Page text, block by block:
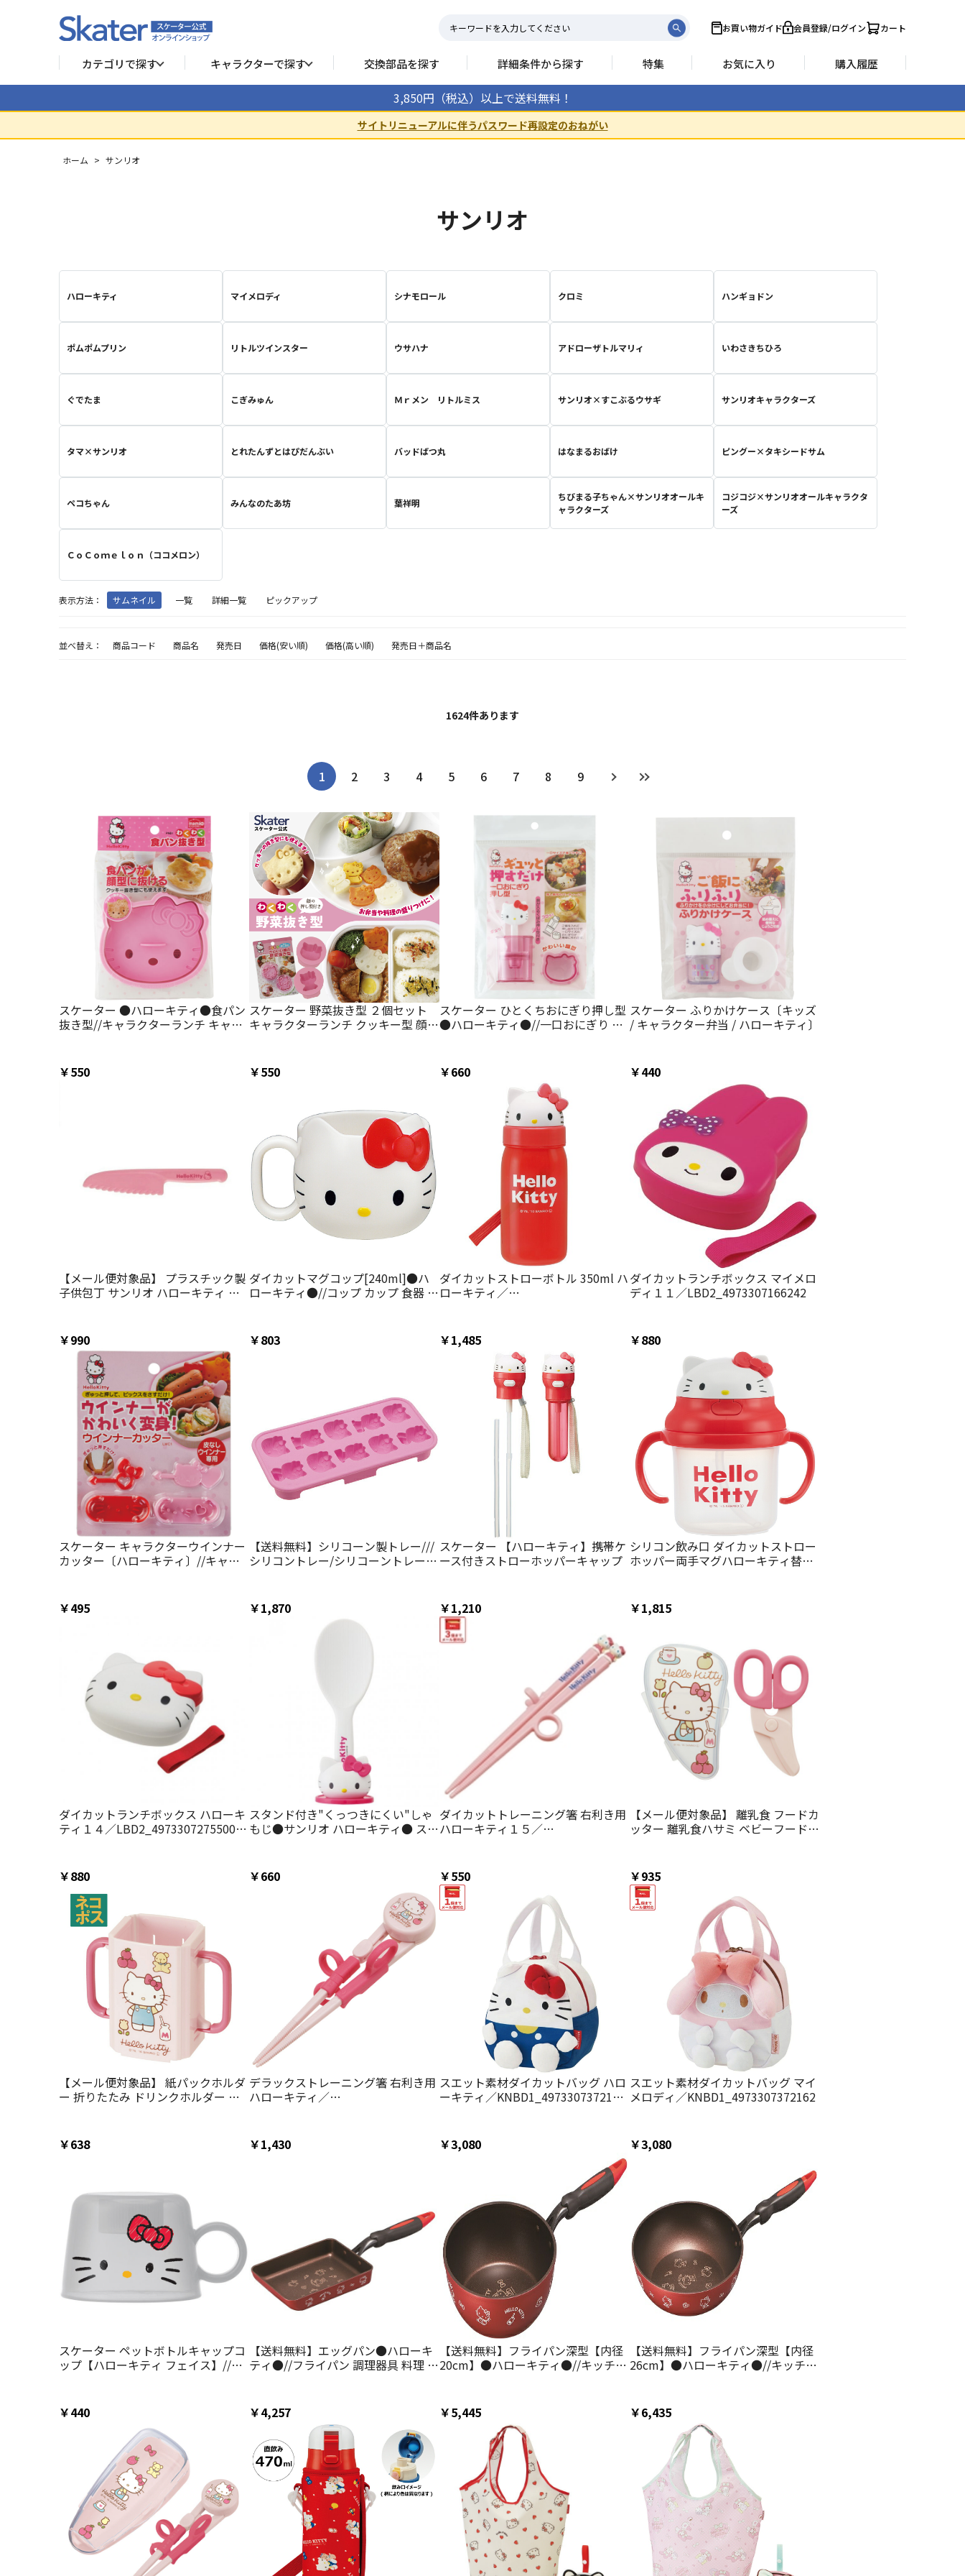
お買い物ガイド 会員登録/ログイン カート
カテゴリで探す キャラクターで探す 交換部品を探す 詳細条件から探す 特集 お気に入り 購入履歴
3,850円（税込）以上で送料無料！
サイトリニューアルに伴うパスワード再設定のおねがい
ホーム > サンリオ
サンリオ
ハローキティ マイメロディ シナモロール クロミ ハンギョドン
ポムポムプリン リトルツインスター ウサハナ アドローザトルマリィ いわさきちひろ
ぐでたま こぎみゅん Ｍｒメン リトルミス サンリオ×すこぶるウサギ サンリオキャラクターズ
タマ×サンリオ とれたんずとはぴだんぶい バッドばつ丸 はなまるおばけ ピングー×タキシードサム
ペコちゃん みんなのたあ坊 葉祥明
ちびまる子ちゃん×サンリオオールキ
ャラクターズ
コジコジ×サンリオオールキャラクタ
ーズ
ＣｏＣｏｍｅｌｏｎ（ココメロン）
表示方法： サムネイル 一覧 詳細一覧 ピックアップ
並べ替え： 商品コード 商品名 発売日 価格(安い順) 価格(高い順) 発売日＋商品名
1624件あります
1 2 3 4 5 6 7 8 9
スケーター ●ハローキティ●食パン
抜き型//キャラクターランチ キャラ
い//
￥550
スケーター 野菜抜き型 ２個セット
キャラクターランチ クッキー型 顔型
型 人参
￥550
スケーター ひとくちおにぎり押し型
●ハローキティ●//一口おにぎり キ
おやつ 可愛い 弁当小物 キャラクタ
ー サンリオ Sanrio キティちゃん//
￥660
スケーター ふりかけケース〔キッズ
/ キャラクター弁当 / ハローキティ〕
￥440
【メール便対象品】 プラスチック製
子供包丁 サンリオ ハローキティ キ
￥990
ダイカットマグコップ[240ml]●ハ
ローキティ●//コップ カップ 食器 飲
￥803
ダイカットストローボトル 350ml ハ
ローキティ／
￥1,485
ダイカットランチボックス マイメロ
ディ１１／LBD2_4973307166242
￥880
スケーター キャラクターウインナー
カッター〔ハローキティ〕//キャラ
￥495
【送料無料】シリコーン製トレー///
シリコントレー/シリコーントレー/
日/休日/手作り/お菓子/// スケーター
￥1,870
スケーター 【ハローキティ】携帯ケ
ース付きストローホッパーキャップ
￥1,210
シリコン飲み口 ダイカットストロー
ホッパー両手マグハローキティ替え
出かけ 外出 水分補給 キャラクター
サンリオ San スケーター】
￥1,815
ダイカットランチボックス ハローキ
ティ１４／LBD2_4973307275500／
￥880
スタンド付き"くっつきにくい"しゃ
もじ●サンリオ ハローキティ● スケ
￥660
ダイカットトレーニング箸 右利き用
ハローキティ１５／
￥550
【メール便対象品】 離乳食 フードカ
ッター 離乳食ハサミ ベビーフードカ
ター グッズ 出産祝い プチギフト
1000円 以下キティ ７０年代 ハロー
キティ 女の子 女子】
￥935
【メール便対象品】 紙パックホルダ
ー 折りたたみ ドリンクホルダー キ
パウトマグ スパウト プラスチック
コップ 取っ手 子供キティ ７０年代
￥638
デラックストレーニング箸 右利き用
ハローキティ／
￥1,430
スエット素材ダイカットバッグ ハロ
ーキティ／KNBD1_4973307372155
￥3,080
スエット素材ダイカットバッグ マイ
メロディ／KNBD1_4973307372162
￥3,080
スケーター ペットボトルキャップコ
ップ【ハローキティ フェイス】//ペ
￥440
【送料無料】エッグパン●ハローキ
ティ●//フライパン 調理器具 料理 た
ンリオ キティちゃん// スケーター
￥4,257
【送料無料】フライパン深型【内径
20cm】●ハローキティ●//キッチン
リオ Sanrio キティちゃん// スケータ
ー
￥5,445
【送料無料】フライパン深型【内径
26cm】●ハローキティ●//キッチン
リオ Sanrio キティちゃん// スケータ
ー
￥6,435